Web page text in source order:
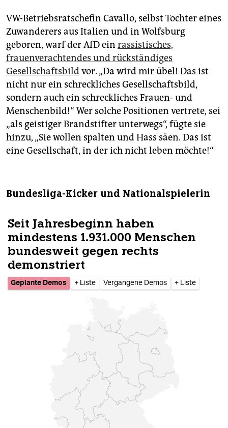
VW-Betriebsratschefin Cavallo, selbst Tochter eines
Zuwanderers aus Italien und in Wolfsburg
geboren, warf der AfD ein rassistisches,
frauenverachtendes und rückständiges
Gesellschaftsbildvor. „Da wird mir übel! Das ist
nicht nur ein schreckliches Gesellschaftsbild,
sondern auch ein schreckliches Frauen- und
Menschenbild!“ Wer solche Positionen vertrete, sei
„als geistiger Brandstifter unterwegs“, fügte sie
hinzu, „Sie wollen spalten und Hass säen. Das ist
eine Gesellschaft, in der ich nicht leben möchte!“
Bundesliga-Kicker und Nationalspielerin